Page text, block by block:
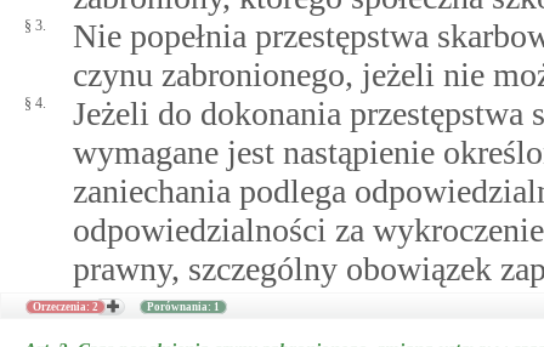
§ 3.
Nie popełnia przestępstwa
czynu zabronionego, jeżeli nie
§ 4.
Jeżeli do dokonania
wymagane jest nastąpienie
zaniechania podlega
odpowiedzialności za
prawny, szczególny obowiązek
Orzeczenia: 2 Porównania: 1